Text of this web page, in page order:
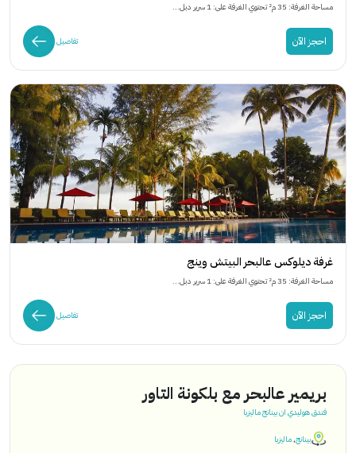
مساحة الغرفة: 35 م² تحتوي الغرفة على: 1 سرير دبل...
احجز الآن تفاصيل
غرفة ديلوكس عالبحر البيتش وينج
مساحة الغرفة: 35 م² تحتوي الغرفة على: 1 سرير دبل...
احجز الآن تفاصيل
بريمير عالبحر مع بلكونة التاور
فندق هوليدي ان بينانج ماليزيا
بينانج,ماليزيا